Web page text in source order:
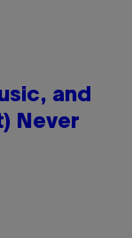
and
Never